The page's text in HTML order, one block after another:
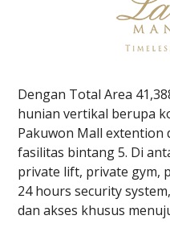
Dengan Total Area
hunian vertikal berupa
Pakuwon Mall extention
fasilitas bintang 5. Di
private lift, private gym,
24 hours security
dan akses khusus